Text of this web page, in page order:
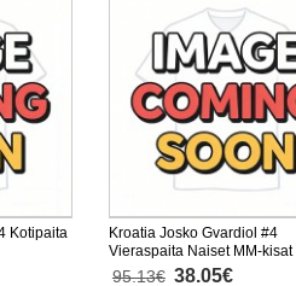
Kotipaita
Kroatia Josko Gvardiol #4
Vieraspaita Naiset MM-kisat
Lyhythihainen
95.13€ 38.05€